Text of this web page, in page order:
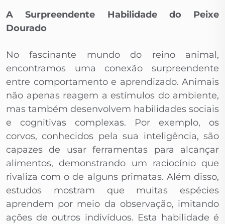
A Surpreendente Habilidade do Peixe
Dourado
No fascinante mundo do reino animal,
encontramos uma conexão surpreendente
entre comportamento e aprendizado. Animais
não apenas reagem a estímulos do ambiente,
mas também desenvolvem habilidades sociais
e cognitivas complexas. Por exemplo, os
corvos, conhecidos pela sua inteligência, são
capazes de usar ferramentas para alcançar
alimentos, demonstrando um raciocínio que
rivaliza com o de alguns primatas. Além disso,
estudos mostram que muitas espécies
aprendem por meio da observação, imitando
ações de outros indivíduos. Esta habilidade é